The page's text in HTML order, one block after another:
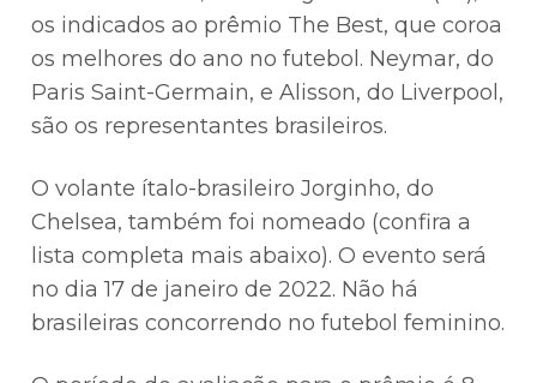
os indicados ao prêmio The Best, que coroa
os melhores do ano no futebol. Neymar, do
Paris Saint-Germain, e Alisson, do Liverpool,
são os representantes brasileiros.
O volante ítalo-brasileiro Jorginho, do
Chelsea, também foi nomeado (confira a
lista completa mais abaixo). O evento será
no dia 17 de janeiro de 2022. Não há
brasileiras concorrendo no futebol feminino.